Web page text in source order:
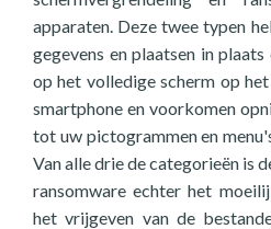
apparaten. Deze twee typen
gegevens en plaatsen in
op het volledige scherm op
smartphone en voorkomen
tot uw pictogrammen en
Van alle drie de categorieën is
ransomware echter het
het vrijgeven van de